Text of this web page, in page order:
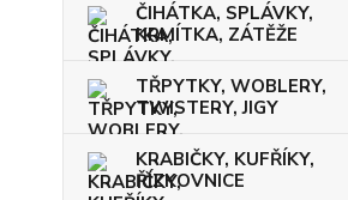
ČIHÁTKA, SPLÁVKY,
KRMÍTKA, ZÁTĚŽE
TŘPYTKY, WOBLERY,
TWISTERY, JIGY
KRABIČKY, KUFŘÍKY,
ŘÍZKOVNICE